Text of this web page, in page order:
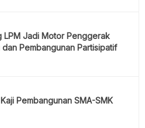
LPM Jadi Motor Penggerak
Pembangunan Partisipatif
Pembangunan SMA-SMK